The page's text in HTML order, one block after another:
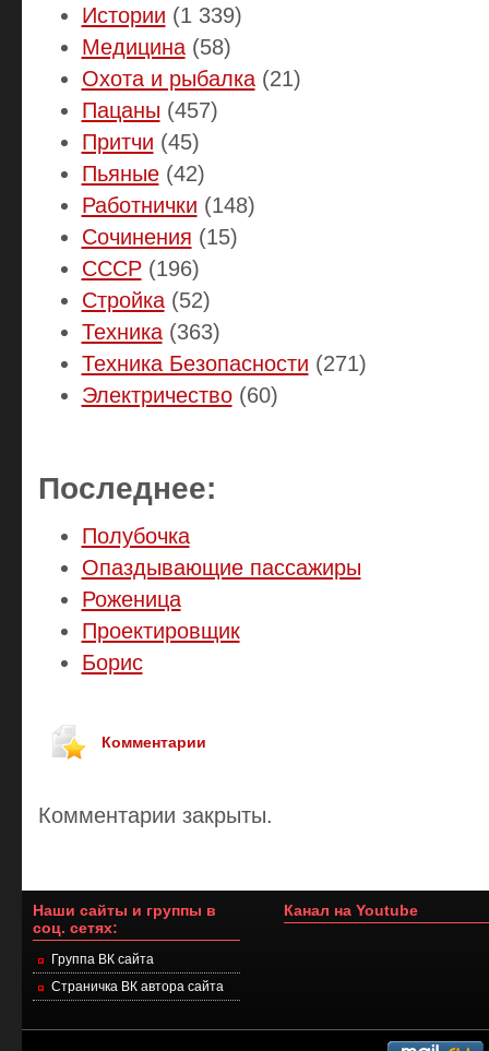
Истории (1 339)
Медицина(58)
Охота и рыбалка(21)
Пацаны (457)
Притчи (45)
Пьяные(42)
Работнички (148)
Сочинения (15)
СССР(196)
Стройка(52)
Техника(363)
Техника Безопасности (271)
Электричество(60)
Последнее:
Полубочка
Опаздывающие пассажиры
Роженица
Проектировщик
Борис
Комментарии
Комментарии закрыты.
Наши сайты и группы в
соц. сетях:
Группа ВК сайта
Страничка ВК автора сайта
Канал на Youtube